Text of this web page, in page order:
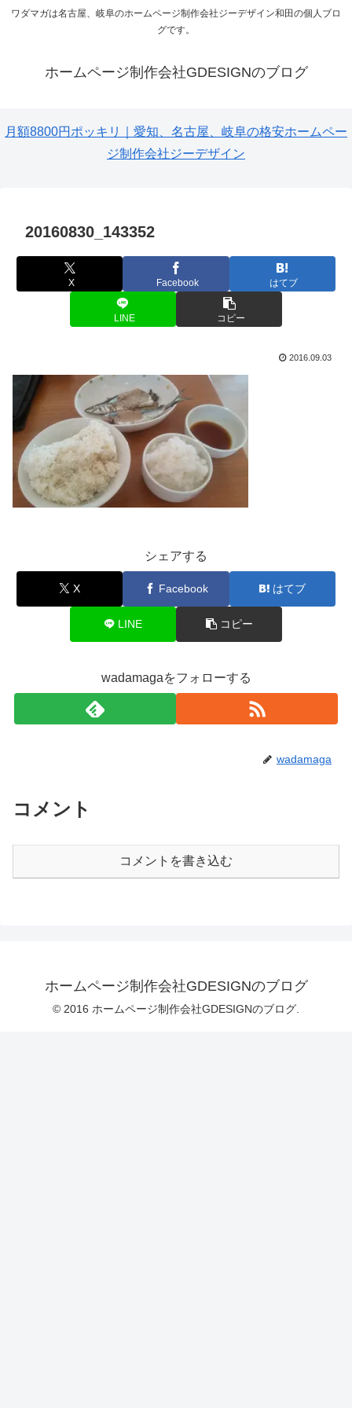
ワダマガは名古屋、岐阜のホームページ制作会社ジーデザイン和田の個人ブロ
グです。
ホームページ制作会社GDESIGNのブログ
月額8800円ポッキリ｜愛知、名古屋、岐阜の格安ホームペー
ジ制作会社ジーデザイン
20160830_143352
X Facebook はてブ
LINE コピー
2016.09.03
シェアする
X Facebook はてブ
LINE コピー
wadamagaをフォローする
wadamaga
コメント
コメントを書き込む
ホームページ制作会社GDESIGNのブログ
© 2016 ホームページ制作会社GDESIGNのブログ.